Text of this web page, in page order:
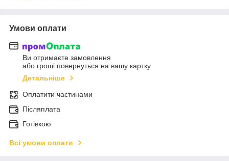
Умови оплати
Ви отримаєте замовлення
або гроші повернуться на вашу картку
Детальніше
Оплатити частинами
Післяплата
Готівкою
Всі умови оплати